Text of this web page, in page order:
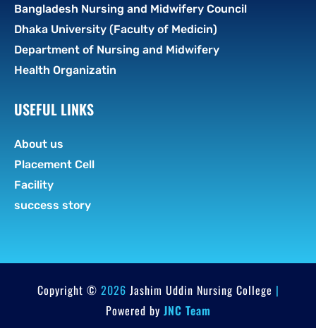
Bangladesh Nursing and Midwifery Council
Dhaka University (Faculty of Medicin)
Department of Nursing and Midwifery
Health Organizatin
USEFUL LINKS
About us
Placement Cell
Facility
success story
Copyright © 2026 Jashim Uddin Nursing College |
Powered by JNC Team